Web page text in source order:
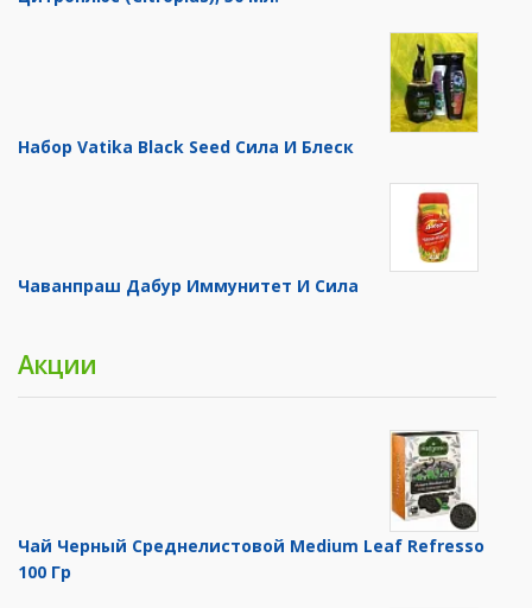
Набор Vatika Black Seed Сила И Блеск
Чаванпраш Дабур Иммунитет И Сила
Акции
Чай Черный Среднелистовой Medium Leaf Refresso
100 Гр